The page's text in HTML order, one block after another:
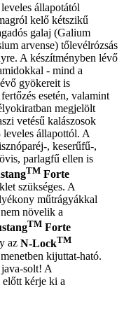
állapotától
kelő kétszikű
galaj (Galium
arvense) tőlevélrózsás
A készítményben lévő
- mind a
gyökereit is
esetén, valamint
megjelölt
vetésű kalászosok
leveles állapottól. A
, keserűfű-,
parlagfű ellen is
TM Forte
szükséges. A
műtrágyákkal
növelik a
TM Forte
az N-LockTM
kijuttat-ható.
solt! A
előtt kérje ki a